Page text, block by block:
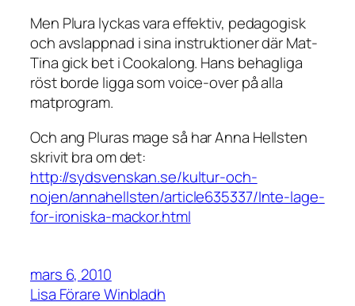
Men Plura lyckas vara effektiv, pedagogisk
och avslappnad i sina instruktioner där Mat-
Tina gick bet i Cookalong. Hans behagliga
röst borde ligga som voice-over på alla
matprogram.
Och ang Pluras mage så har Anna Hellsten
skrivit bra om det:
http://sydsvenskan.se/kultur-och-
nojen/annahellsten/article635337/Inte-lage-
for-ironiska-mackor.html
mars 6, 2010
Lisa Förare Winbladh